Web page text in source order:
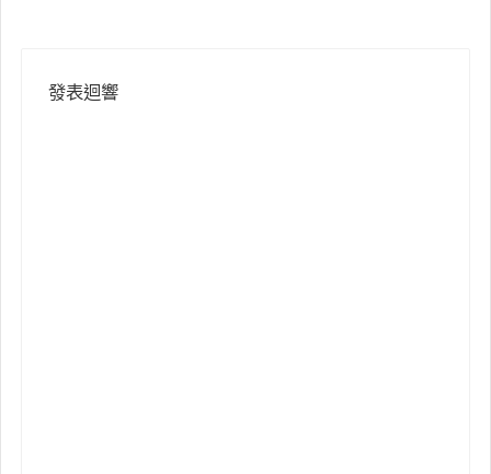
發表迴響